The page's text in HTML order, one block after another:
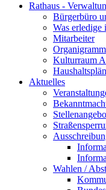
Rathaus -
Bürgerbüro
Was erledige
Mitarbeiter
Organigramm
Kulturraum
Aktuelles
Wahlen /